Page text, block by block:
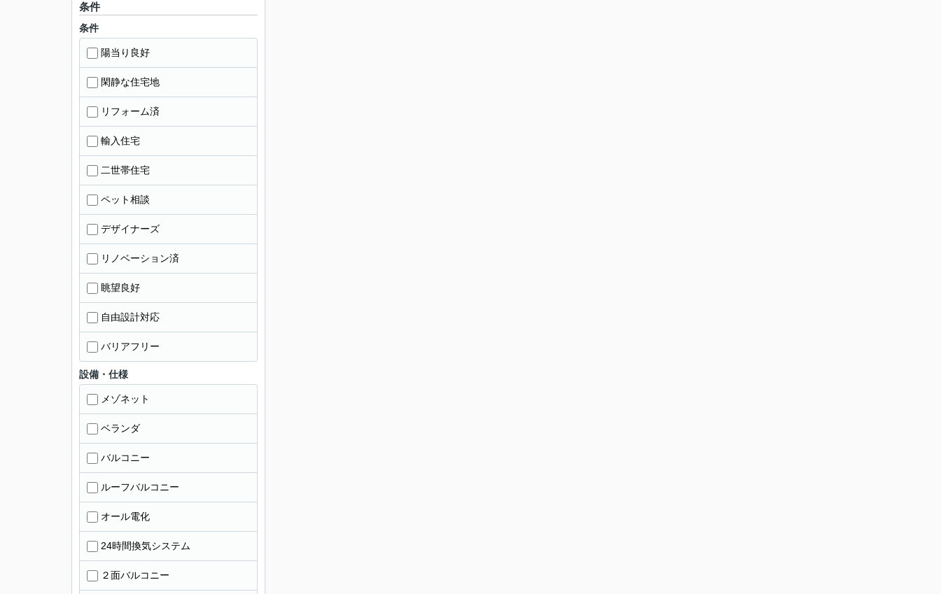
条件
条件
陽当り良好
閑静な住宅地
リフォーム済
輸入住宅
二世帯住宅
ペット相談
デザイナーズ
リノベーション済
眺望良好
自由設計対応
バリアフリー
設備・仕様
メゾネット
ベランダ
バルコニー
ルーフバルコニー
オール電化
24時間換気システム
２面バルコニー